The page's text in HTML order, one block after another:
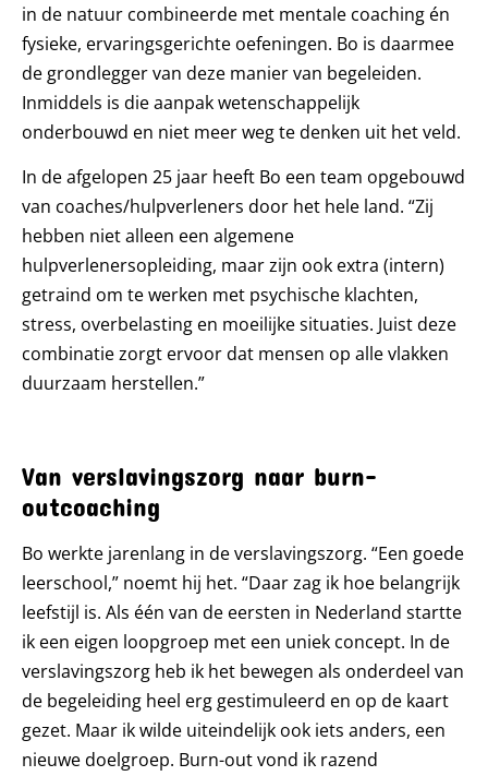
in de natuur combineerde met mentale coaching én
fysieke, ervaringsgerichte oefeningen. Bo is daarmee
de grondlegger van deze manier van begeleiden.
Inmiddels is die aanpak wetenschappelijk
onderbouwd en niet meer weg te denken uit het veld.
In de afgelopen 25 jaar heeft Bo een team opgebouwd
van coaches/hulpverleners door het hele land. “Zij
hebben niet alleen een algemene
hulpverlenersopleiding, maar zijn ook extra (intern)
getraind om te werken met psychische klachten,
stress, overbelasting en moeilijke situaties. Juist deze
combinatie zorgt ervoor dat mensen op alle vlakken
duurzaam herstellen.”
Van verslavingszorg naar burn-
outcoaching
Bo werkte jarenlang in de verslavingszorg. “Een goede
leerschool,” noemt hij het. “Daar zag ik hoe belangrijk
leefstijl is. Als één van de eersten in Nederland startte
ik een eigen loopgroep met een uniek concept. In de
verslavingszorg heb ik het bewegen als onderdeel van
de begeleiding heel erg gestimuleerd en op de kaart
gezet. Maar ik wilde uiteindelijk ook iets anders, een
nieuwe doelgroep. Burn-out vond ik razend